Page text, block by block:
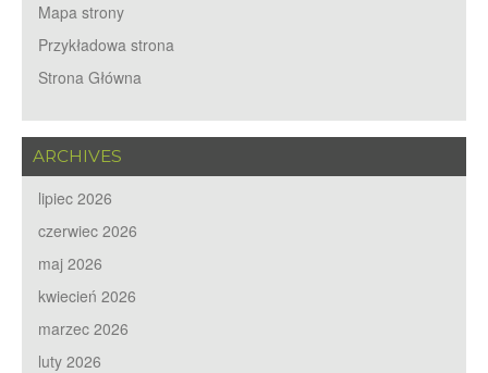
Mapa strony
Przykładowa strona
Strona Główna
ARCHIVES
lipiec 2026
czerwiec 2026
maj 2026
kwiecień 2026
marzec 2026
luty 2026